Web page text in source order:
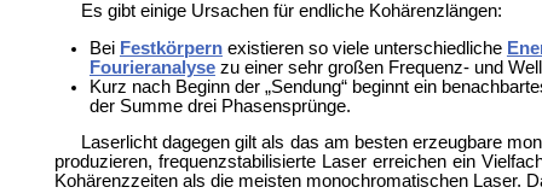
Es gibt einige Ursachen für endliche Kohärenzlängen:
Bei Festkörpernexistieren so viele unterschiedliche
Fourieranalysezu einer sehr großen Frequenz- und
Kurz nach Beginn der „Sendung“ beginnt ein
der Summe drei Phasensprünge.
Laserlicht dagegen gilt als das am besten erzeugbare
produzieren, frequenzstabilisierte Laser erreichen ein
Kohärenzzeiten als die meisten monochromatischen Laser.